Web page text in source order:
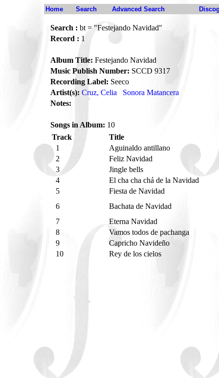
Home Search Advanced Search
Search : bt = "Festejando Navidad"
Record : 1
Album Title: Festejando Navidad
Music Publish Number: SCCD 9317
Recording Label: Seeco
Artist(s): Cruz, Celia
Sonora Matancera
Notes:
Songs in Album: 10
Track
Title
1
Aguinaldo antillano
2
Feliz Navidad
3
Jingle bells
4
El cha cha chá de la Navidad
5
Fiesta de Navidad
6
Bachata de Navidad
7
Eterna Navidad
8
Vamos todos de pachanga
9
Capricho Navideño
10
Rey de los cielos